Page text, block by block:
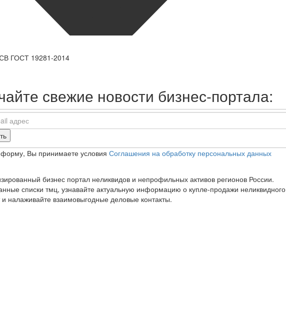
ГОСТ 19281-2014
свежие новости бизнес-портала:
Вы принимаете условия Соглашения на обработку персональных данных
бизнес портал неликвидов и непрофильных активов регионов России.
списки тмц, узнавайте актуальную информацию о купле-продажи неликвидного
налаживайте взаимовыгодные деловые контакты.